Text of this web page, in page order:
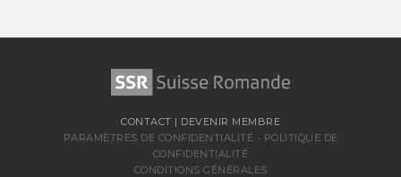
CONTACT | DEVENIR MEMBRE
PARAMÈTRES DE CONFIDENTIALITÉ - POLITIQUE DE
CONFIDENTIALITÉ
CONDITIONS GÉNÉRALES